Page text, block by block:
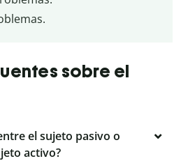
sobre el
el sujeto pasivo o
activo?